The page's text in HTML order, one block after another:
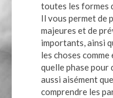
toutes les formes
Il vous permet de
majeures et de
importants, ainsi
les choses
quelle phase pour
aussi aisément
comprendre les